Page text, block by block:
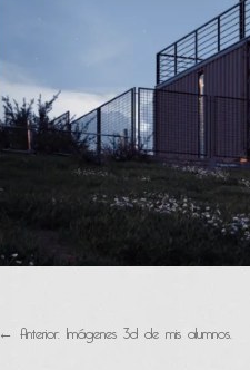
←Anterior: Imágenes 3d de mis alumnos.